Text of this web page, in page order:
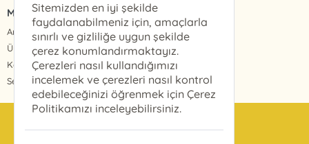
MENÜ
Anasayfa
Üye Girişi
Kayıt Ol
Sepetim
Sitemizden en iyi şekilde
faydalanabilmeniz için, amaçlarla
sınırlı ve gizliliğe uygun şekilde
çerez konumlandırmaktayız.
Çerezleri nasıl kullandığımızı
incelemek ve çerezleri nasıl kontrol
edebileceğinizi öğrenmek için Çerez
Politikamızı inceleyebilirsiniz.